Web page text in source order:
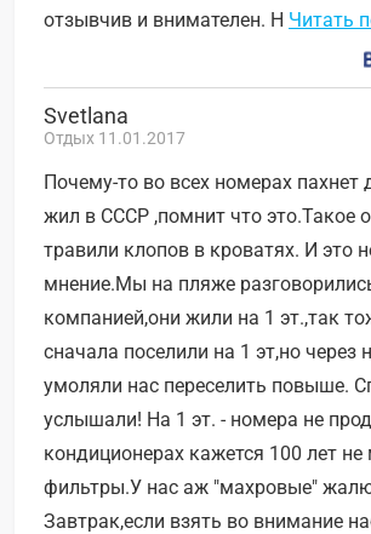
отзывчив и внимателен. Н Читать
Svetlana
Отдых 11.01.2017
Почему-то во всех номерах пахнет
жил в СССР ,помнит что это.Такое
травили клопов в кроватях. И это
мнение.Мы на пляже
компанией,они жили на 1 эт.,так
сначала поселили на 1 эт,но через
умоляли нас переселить повыше.
услышали! На 1 эт. - номера не
кондиционерах кажется 100 лет не
фильтры.У нас аж "махровые"
Завтрак,если взять во внимание